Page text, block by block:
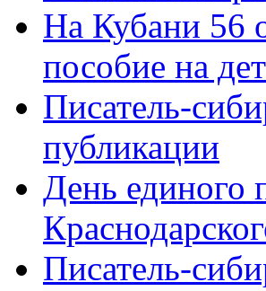
На Кубани 56
пособие на
Писатель-
публикации
День единого
Писатель-